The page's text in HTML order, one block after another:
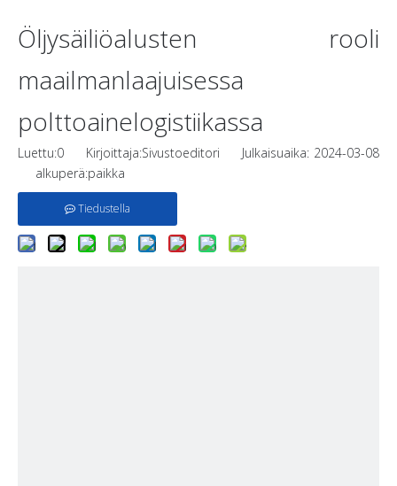
Öljysäiliöalusten rooli
maailmanlaajuisessa
polttoainelogistiikassa
Luettu:0 Kirjoittaja:Sivustoeditori Julkaisuaika: 2024-03-08
alkuperä:paikka
Tiedustella